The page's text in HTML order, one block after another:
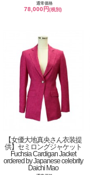
通常価格
78,000円(税別)
【女優大地真央さん衣装提
供】セミロングジャケット
Fuchsia Cardigan Jacket
ordered by Japanese celebrity
Daichi Mao